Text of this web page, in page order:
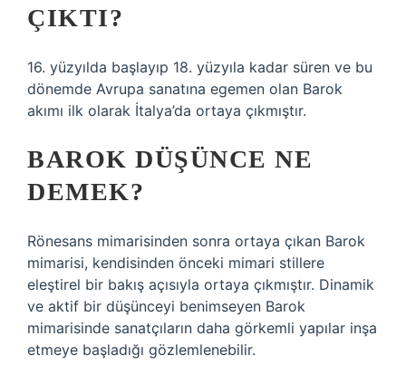
ÇIKTI?
16. yüzyılda başlayıp 18. yüzyıla kadar süren ve bu
dönemde Avrupa sanatına egemen olan Barok
akımı ilk olarak İtalya’da ortaya çıkmıştır.
BAROK DÜŞÜNCE NE
DEMEK?
Rönesans mimarisinden sonra ortaya çıkan Barok
mimarisi, kendisinden önceki mimari stillere
eleştirel bir bakış açısıyla ortaya çıkmıştır. Dinamik
ve aktif bir düşünceyi benimseyen Barok
mimarisinde sanatçıların daha görkemli yapılar inşa
etmeye başladığı gözlemlenebilir.